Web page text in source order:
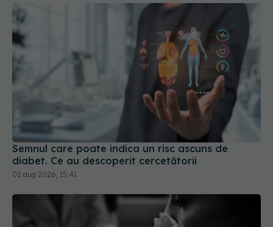
Semnul care poate indica un risc ascuns de
diabet. Ce au descoperit cercetătorii
02 aug 2026, 15:41